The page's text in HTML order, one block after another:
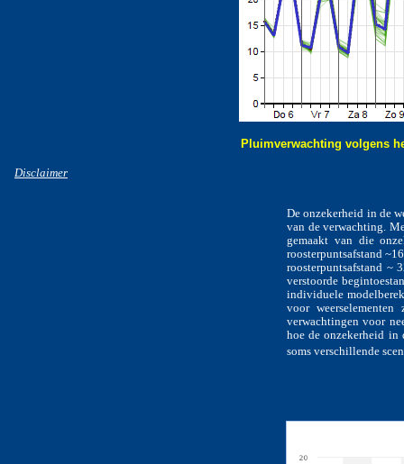
Disclaimer
De onzekerheid in de
van de verwachting.
gemaakt van die
roosterpuntsafstand
roosterpuntsafstand ~
verstoorde
individuele
voor
verwachtingen voor
hoe de onzekerheid in
soms verschillende
Pluimverwachting volgens